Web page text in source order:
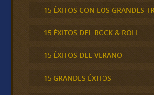
15 ÉXITOS CON LOS GRANDES
15 ÉXITOS DEL ROCK & ROLL
15 ÉXITOS DEL VERANO
15 GRANDES ÉXITOS